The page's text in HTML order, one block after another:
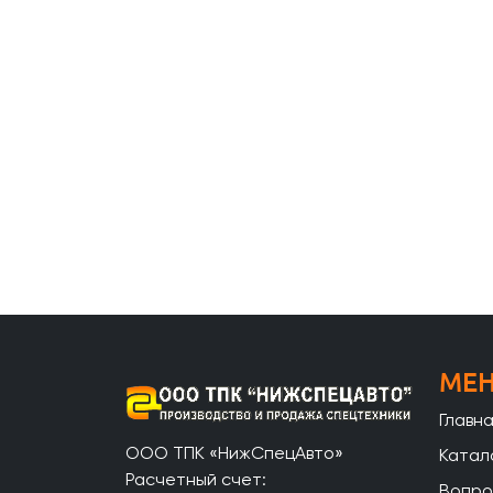
ООО ТПК «НижСпецАвто»
Расчетный счет: